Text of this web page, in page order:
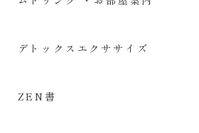
デトックスエクササイズ
ZEN書